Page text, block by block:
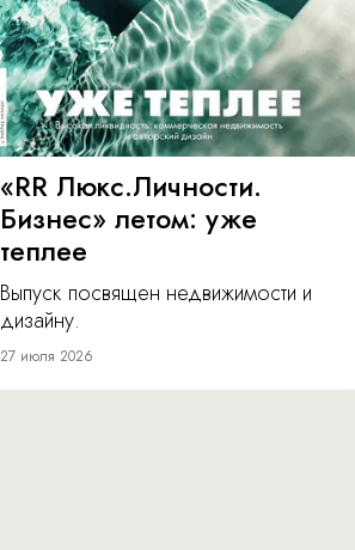
«RR Люкс.Личности.
Бизнес» летом: уже
теплее
Выпуск посвящен недвижимости и
дизайну.
27 июля 2026